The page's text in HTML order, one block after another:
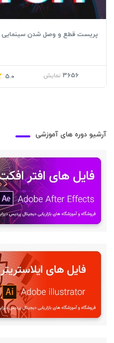
پریست قطع و وصل شدن سینمایی
3656 نمایش 5.0
آرشیو دوره های آموزشی